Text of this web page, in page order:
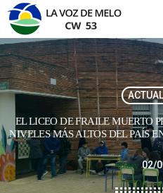
EL LICEO DE FRAILE MUERTO
NIVELES MÁS ALTOS DEL PAÍS
today 02/